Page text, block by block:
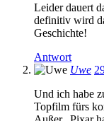
Leider dauert
definitiv wird
Geschichte!
Antwort
Uwe
Und ich habe
Topfilm fürs